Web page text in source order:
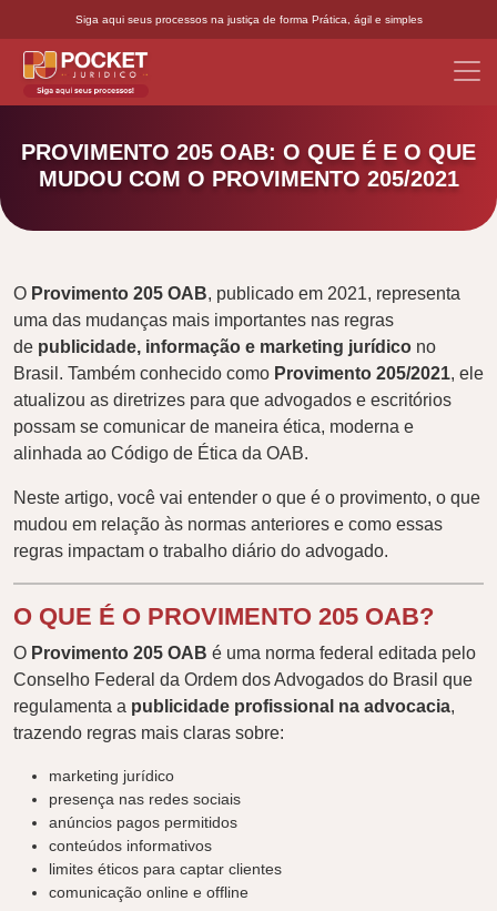
Siga aqui seus processos na justiça de forma Prática, ágil e simples
PROVIMENTO 205 OAB: O QUE É E O QUE
MUDOU COM O PROVIMENTO 205/2021
O Provimento 205 OAB, publicado em 2021, representa
uma das mudanças mais importantes nas regras
de publicidade, informação e marketing jurídico no
Brasil. Também conhecido como Provimento 205/2021, ele
atualizou as diretrizes para que advogados e escritórios
possam se comunicar de maneira ética, moderna e
alinhada ao Código de Ética da OAB.
Neste artigo, você vai entender o que é o provimento, o que
mudou em relação às normas anteriores e como essas
regras impactam o trabalho diário do advogado.
O QUE É O PROVIMENTO 205 OAB?
O Provimento 205 OAB é uma norma federal editada pelo
Conselho Federal da Ordem dos Advogados do Brasil que
regulamenta a publicidade profissional na advocacia,
trazendo regras mais claras sobre:
marketing jurídico
presença nas redes sociais
anúncios pagos permitidos
conteúdos informativos
limites éticos para captar clientes
comunicação online e offline